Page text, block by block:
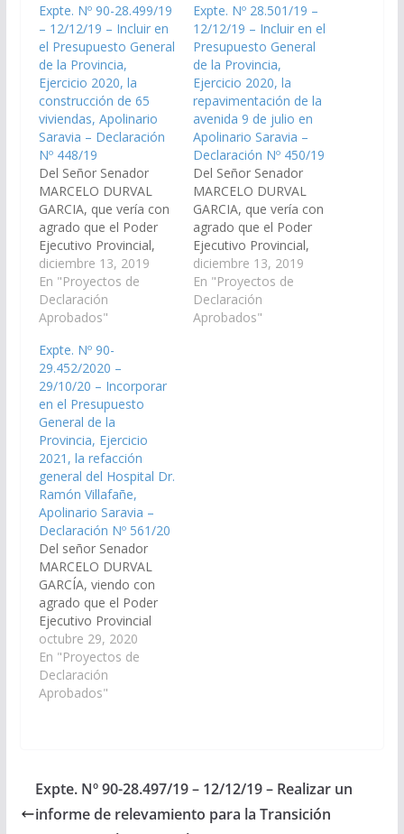
Expte. Nº 90-28.499/19
– 12/12/19 – Incluir en
el Presupuesto General
de la Provincia,
Ejercicio 2020, la
construcción de 65
viviendas, Apolinario
Saravia – Declaración
Nº 448/19
Del Señor Senador
MARCELO DURVAL
GARCIA, que vería con
agrado que el Poder
Ejecutivo Provincial,
incluya en el Plan de
Trabajos Públicos de
Presupuesto General
de la Provincia -
construcción de 65
viviendas, en el
municipio Apolinario
Saravia, departamento
Anta. (Expte. Nº 90-
28.499/19) Declaración
Nº 448/19 Aprobado…
diciembre 13, 2019
En "Proyectos de
Declaración
Aprobados"
Expte. Nº 28.501/19 –
12/12/19 – Incluir en el
Presupuesto General
de la Provincia,
Ejercicio 2020, la
repavimentación de la
avenida 9 de julio en
Apolinario Saravia –
Declaración Nº 450/19
Del Señor Senador
MARCELO DURVAL
GARCIA, que vería con
agrado que el Poder
Ejecutivo Provincial,
incluya en el Plan de
Trabajos Públicos del
Presupuesto General
de la Provincia -
diciembre 13, 2019
En "Proyectos de
Declaración
Aprobados"
Expte. Nº 90-
29.452/2020 –
29/10/20 – Incorporar
en el Presupuesto
General de la
Provincia, Ejercicio
2021, la refacción
general del Hospital Dr.
Ramón Villafañe,
Apolinario Saravia –
Declaración Nº 561/20
Del señor Senador
MARCELO DURVAL
GARCÍA, viendo con
agrado que el Poder
Ejecutivo Provincial
arbitre los medios
necesarios para
incorporar al Plan de
Trabajos Públicos del
Hospital Dr. Ramón
Villafañe del municipio
de Apolinario Saravia,
octubre 29, 2020
En "Proyectos de
Declaración
Aprobados"
Expte. Nº 90-28.497/19 – 12/12/19 – Realizar un
informe de relevamiento para la Transición